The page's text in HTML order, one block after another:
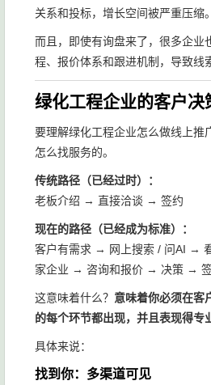
关系和投标，增长空间被严重压缩。
而且，即使有询盘来了，很多企业
程、报价体系和跟进机制，导致线
绿化工程企业的客户决
要理解绿化工程企业怎么做线上推
怎么找服务的。
传统路径（已经过时）：
老板介绍 → 直接洽谈 → 签约
现在的路径（已经成为标准）：
客户有需求 → 网上搜索 / 问AI →
家企业 → 咨询和报价 → 决策 →
这意味着什么？ 意味着你必须在客
的每个环节都出现，并且表现得专
具体来说：
找到你：多渠道可见